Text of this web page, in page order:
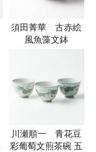
須田菁華 古赤絵
風魚藻文鉢
川瀬順一 青花豆
彩葡萄文煎茶碗 五